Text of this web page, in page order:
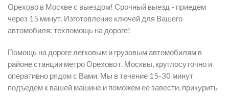
Орехово в Москве с выездом! Срочный выезд - приедем
через 15 минут. Изготовление ключей для Вашего
автомобиля: техпомощь на дороге!
Помощь на дороге легковым и грузовым автомобилям в
районе станции метро Орехово г. Москвы, круглосуточно и
оперативно рядом с Вами. Мы в течение 15-30 минут
подъедем к вашей машине и поможем ее завести, прикурить